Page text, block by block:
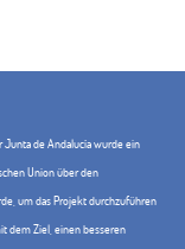
Junta de Andalucía wurde ein
Union über den
um das Projekt durchzuführen
dem Ziel, einen besseren